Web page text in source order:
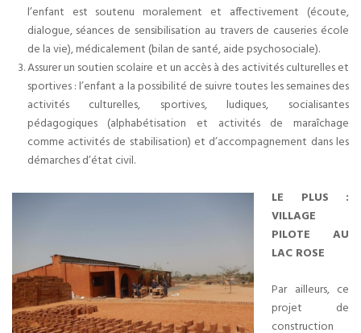
l’enfant est soutenu moralement et affectivement (écoute,
dialogue, séances de sensibilisation au travers de causeries école
de la vie), médicalement (bilan de santé, aide psychosociale).
Assurer un soutien scolaire et un accès à des activités culturelles et
sportives : l’enfant a la possibilité de suivre toutes les semaines des
activités culturelles, sportives, ludiques, socialisantes
pédagogiques (alphabétisation et activités de maraîchage
comme activités de stabilisation) et d’accompagnement dans les
démarches d’état civil.
LE PLUS :
VILLAGE
PILOTE AU
LAC ROSE
Par ailleurs, ce
projet de
construction